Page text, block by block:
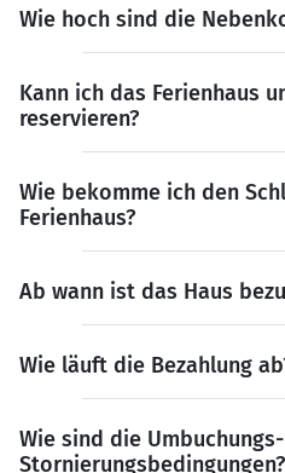
Wie hoch sind die
Kann ich das Ferienhaus
reservieren?
Wie bekomme ich den
Ferienhaus?
Ab wann ist das Haus
Wie läuft die Bezahlung
Wie sind die
Stornierungsbedingungen?